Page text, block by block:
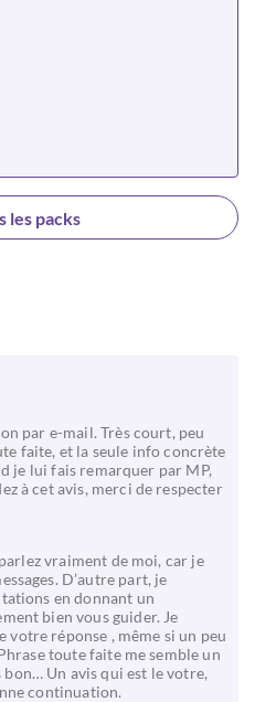
Choisir
les packs
par e-mail. Très court, peu
faite, et la seule info concrète
je lui fais remarquer par MP,
à cet avis, merci de respecter
vraiment de moi, car je
D’autre part, je
en donnant un
bien vous guider. Je
votre réponse , même si un peu
toute faite me semble un
bon… Un avis qui est le votre,
continuation.